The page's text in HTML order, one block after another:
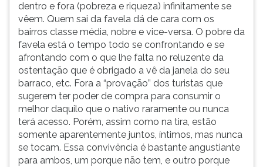
dentro e fora (pobreza e riqueza) infinitamente se
vêem. Quem sai da favela dá de cara com os
bairros classe média, nobre e vice-versa. O pobre da
favela está o tempo todo se confrontando e se
afrontando com o que lhe falta no reluzente da
ostentação que é obrigado a vê da janela do seu
barraco, etc. Fora a “provação” dos turistas que
sugerem ter poder de compra para consumir o
melhor daquilo que o nativo raramente ou nunca
terá acesso. Porém, assim como na tira, estão
somente aparentemente juntos, íntimos, mas nunca
se tocam. Essa convivência é bastante angustiante
para ambos, um porque não tem, e outro porque